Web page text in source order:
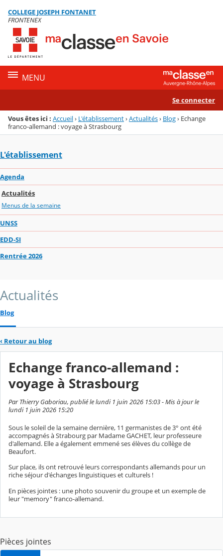
Menu de la rubrique
Contenu
COLLEGE JOSEPH FONTANET
FRONTENEX
MENU
Se connecter
Vous êtes ici : Accueil› L'établissement›Actualités› Blog› Echange
franco-allemand : voyage à Strasbourg
L'établissement
Agenda
Actualités
Menus de la semaine
UNSS
EDD-SI
Rentrée 2026
Actualités
Blog
‹ Retour au blog
Echange franco-allemand :
voyage à Strasbourg
Par Thierry Gaboriau, publié le lundi 1 juin 2026 15:03 - Mis à jour le
lundi 1 juin 2026 15:20
Sous le soleil de la semaine dernière, 11 germanistes de 3° ont été
accompagnés à Strabourg par Madame GACHET, leur professeure
d'allemand. Elle a également emmené ses élèves du collège de
Beaufort.
Sur place, ils ont retrouvé leurs correspondants allemands pour un
riche séjour d'échanges linguistiques et culturels !
En pièces jointes : une photo souvenir du groupe et un exemple de
leur "memory" franco-allemand.
Pièces jointes